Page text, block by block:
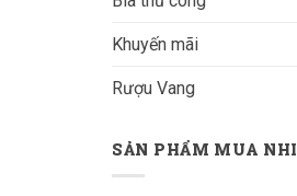
Khuyến mãi
Rượu Vang
SẢN PHẨM MUA